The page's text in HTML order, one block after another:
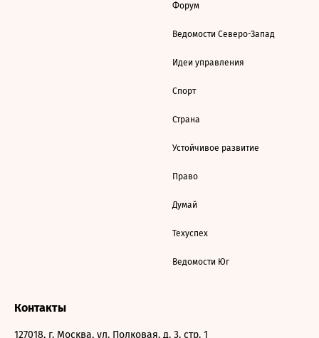
Форум
Ведомости Северо-Запад
Идеи управления
Спорт
Страна
Устойчивое развитие
Право
Думай
Техуспех
Ведомости Юг
Контакты
127018, г. Москва, ул. Полковая, д. 3, стр. 1